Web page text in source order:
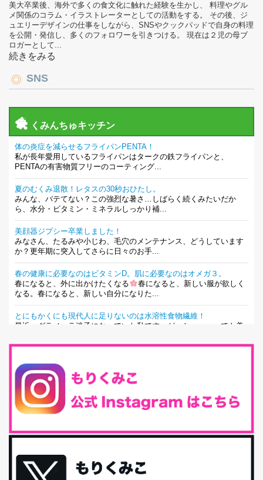
美大卒業後、海外で多くの食文化に触れた経験を生かし、 料理やグル
メ関係のコラム・イラストレーターとしての活動をする。 その後、ジ
ュエリーデザインの仕事をしながら、SNSやクックパッドで自身の料理
を公開・発信し、多くのフォロワーを引きつける。 現在は２児の母ブ
ロガーとして...
続きをみる
SNS
くみんちゅキッチン
体の炎症を減らせるフライパンPENTA！
私が長年愛用しているフライパンはタークの鉄フライパンと、
PENTAの有害物質フリーのコーティング...
夏のむくみ退散！レタスの30秒おひたし。
みんな、バテてない？この強烈な暑さ…しばらく続くみたいだか
ら、水分・ビタミン・ミネラルしっかり補...
美顔器ジプシー卒業しました！
みなさん、たるみや小じわ、毛穴のメンテナンス、どうしています
か？更年期に突入してさらに日々のお手...
春の健康に必要なのはビタミンD。肌に必要なのはオメガ３。
春になると、外に出かけたくなる
春になると、新しい服が欲しく
なる。春になると、新しい自分になりた...
とにもかくにも現代人に足りないのは水溶性食物繊維！
最近、グラノーラ迷子になっていた私です。が、と〜〜〜っても美
腸内環境を整えることは、健康維持の中でいっちばん大事！だと私
は思っています。 ヒトの免...
iHerb特大セール終了間近！みんな何買う？
最近お風呂上がりの炭酸水をシリカシリカにしているんだけど確か
今回は、最近毎回定期的に購入している「楽天ふるさと納税」の返
礼品トップ５を紹介します。今までいろ...